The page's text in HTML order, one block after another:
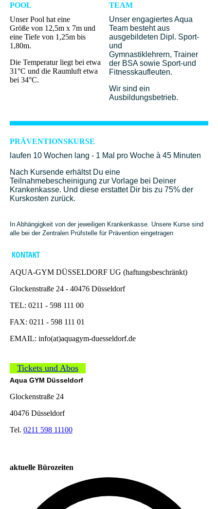
POOL
Unser Pool hat eine
Größe von 12,5m x 7m und
eine Tiefe von 1,25m bis
1,80m.
Die Temperatur liegt bei etwa
31°C und die Raumluft etwa
bei 34°C.
TEAM
Unser engagiertes Aqua
Team besteht aus
ausgebildeten Dipl. Sport-
und
Gymnastiklehrern, Trainer
der BSA sowie Sport-und
Fitnesskaufleuten.
Wir sind ein
Ausbildungsbetrieb.
PRÄVENTIONSKURSE
laufen 10 Wochen lang - 1 Mal pro Woche à 45 Minuten
Nach Kursende erhältst Du eine
Teilnahmebescheinigung zur Vorlage bei Deiner
Krankenkasse. Und diese erstattet Dir bis zu 75% der
Kurskosten zurück.
In Abhängigkeit von der jeweiligen Krankenkasse. Unsere Kurse sind
alle bei der Zentralen Prüfstelle für Prävention eingetragen
KONTAKT
AQUA-GYM DÜSSELDORF UG (haftungsbeschränkt)
Glockenstraße 24 - 40476 Düsseldorf
TEL: 0211 - 598 111 00
FAX: 0211 - 598 111 01
EMAIL: info(at)aquagym-duesseldorf.de
Tickets und Abos
Aqua GYM Düsseldorf
Glockenstraße 24
40476 Düsseldorf
Tel. 0211 598 11100
aktuelle Bürozeiten